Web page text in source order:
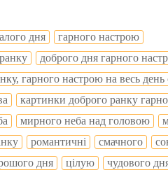
дня
гарного настрою
доброго дня гарного
гарного настрою на весь день
картинки доброго ранку
мирного неба над головою
романтичні смачного
дня цілую
чудового